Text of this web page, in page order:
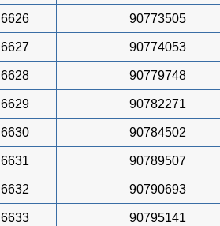
6626 90773505
6627 90774053
6628 90779748
6629 90782271
6630 90784502
6631 90789507
6632 90790693
6633 90795141